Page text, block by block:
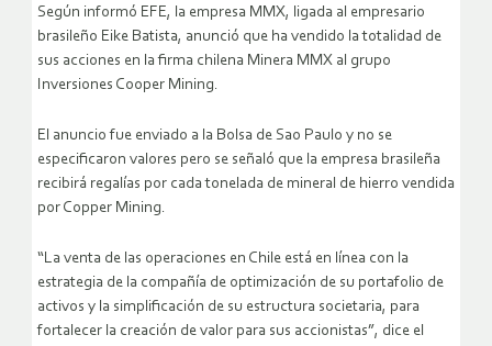
Según informó EFE, la empresa MMX, ligada al empresario
brasileño Eike Batista, anunció que ha vendido la totalidad de
sus acciones en la firma chilena Minera MMX al grupo
Inversiones Cooper Mining.
El anuncio fue enviado a la Bolsa de Sao Paulo y no se
especificaron valores pero se señaló que la empresa brasileña
recibirá regalías por cada tonelada de mineral de hierro vendida
por Copper Mining.
“La venta de las operaciones en Chile está en línea con la
estrategia de la compañía de optimización de su portafolio de
activos y la simplificación de su estructura societaria, para
fortalecer la creación de valor para sus accionistas”, dice el